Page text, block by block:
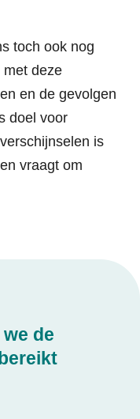
toch ook nog
met deze
en de gevolgen
doel voor
is
vraagt om
de